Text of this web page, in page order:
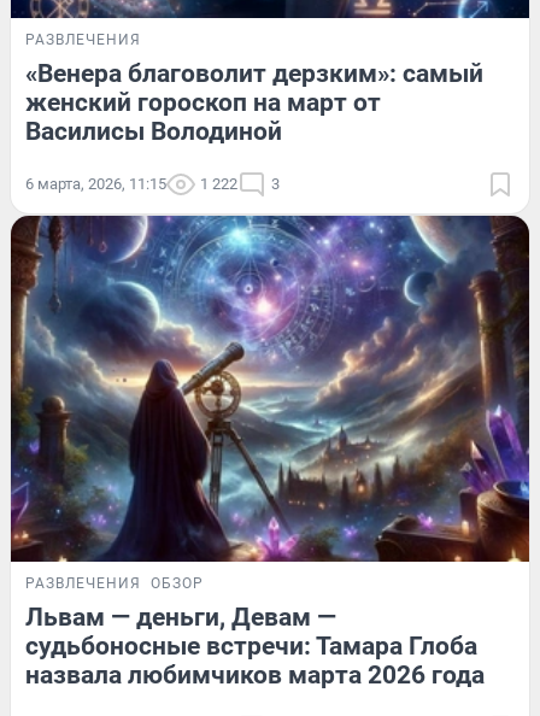
РАЗВЛЕЧЕНИЯ
«Венера благоволит дерзким»: самый
женский гороскоп на март от
Василисы Володиной
6 марта, 2026, 11:15 1 222 3
РАЗВЛЕЧЕНИЯ ОБЗОР
Львам — деньги, Девам —
судьбоносные встречи: Тамара Глоба
назвала любимчиков марта 2026 года